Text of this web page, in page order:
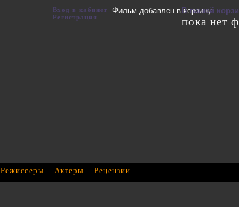
Режиссеры Актеры Рецензии
Фильм добавлен в корзину
Вход в кабинет
Регистрация
В вашей
пока нет